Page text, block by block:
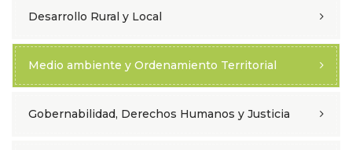
Desarrollo Rural y Local
Medio ambiente y Ordenamiento Territorial
Gobernabilidad, Derechos Humanos y Justicia